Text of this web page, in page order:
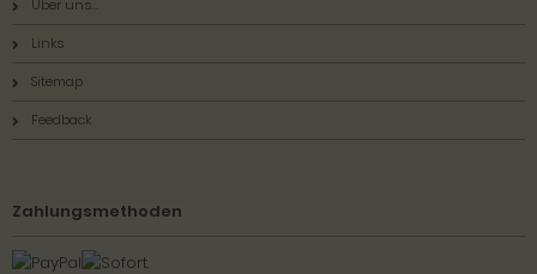
Über uns...
Links
Sitemap
Feedback
Zahlungsmethoden